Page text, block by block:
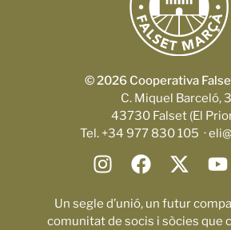
© 2026 Cooperativa
C. Miquel Barceló,
43730 Falset (El
Tel. +34 977 830 105 ·
Un segle d’unió, un futur
comunitat de socis i sòcies que